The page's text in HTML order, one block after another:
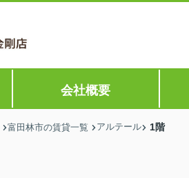
会社概要
富田林市の賃貸一覧 アルテール 1階